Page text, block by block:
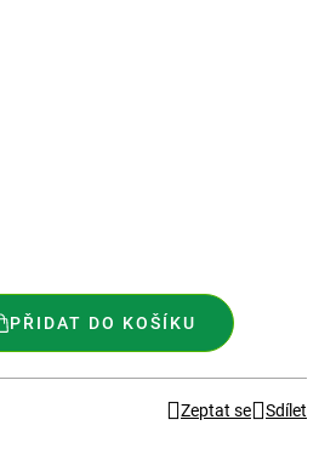
PŘIDAT DO KOŠÍKU
Zeptat se Sdílet